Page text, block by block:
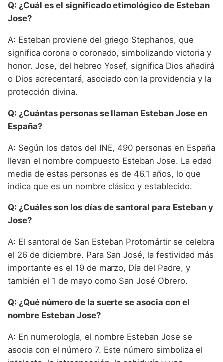
Q: ¿Cuál es el significado etimológico de Esteban
Jose?
A: Esteban proviene del griego Stephanos, que
significa corona o coronado, simbolizando victoria y
honor. Jose, del hebreo Yosef, significa Dios añadirá
o Dios acrecentará, asociado con la providencia y la
protección divina.
Q: ¿Cuántas personas se llaman Esteban Jose en
España?
A: Según los datos del INE, 490 personas en España
llevan el nombre compuesto Esteban Jose. La edad
media de estas personas es de 46.1 años, lo que
indica que es un nombre clásico y establecido.
Q: ¿Cuáles son los días de santoral para Esteban y
Jose?
A: El santoral de San Esteban Protomártir se celebra
el 26 de diciembre. Para San José, la festividad más
importante es el 19 de marzo, Día del Padre, y
también el 1 de mayo como San José Obrero.
Q: ¿Qué número de la suerte se asocia con el
nombre Esteban Jose?
A: En numerología, el nombre Esteban Jose se
asocia con el número 7. Este número simboliza el